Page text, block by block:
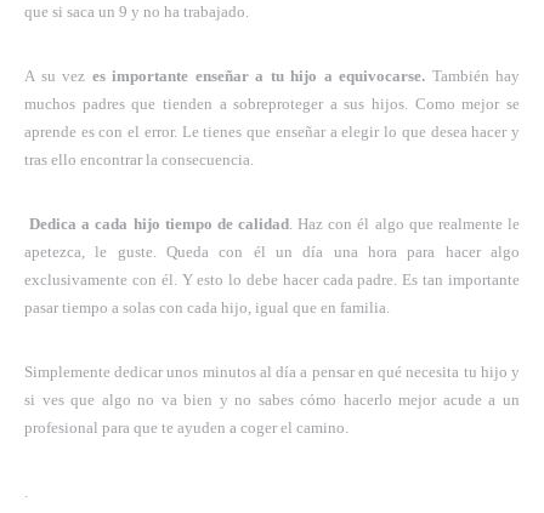
que si saca un 9 y no ha trabajado.
A su vez es importante enseñar a tu hijo a equivocarse. También hay
muchos padres que tienden a sobreproteger a sus hijos. Como mejor se
aprende es con el error. Le tienes que enseñar a elegir lo que desea hacer y
tras ello encontrar la consecuencia.
Dedica a cada hijo tiempo de calidad . Haz con él algo que realmente le
apetezca, le guste. Queda con él un día una hora para hacer algo
exclusivamente con él. Y esto lo debe hacer cada padre. Es tan importante
pasar tiempo a solas con cada hijo, igual que en familia.
Simplemente dedicar unos minutos al día a pensar en qué necesita tu hijo y
si ves que algo no va bien y no sabes cómo hacerlo mejor acude a un
profesional para que te ayuden a coger el camino.